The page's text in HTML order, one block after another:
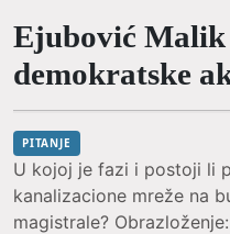
Ejubović Malik
demokratske
PITANJE
U kojoj je fazi i postoji li
kanalizacione mreže na
magistrale?